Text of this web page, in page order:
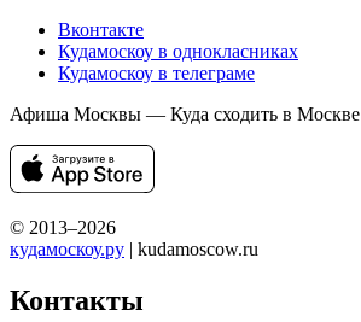
Вконтакте
Кудамоскоу в однокласниках
Кудамоскоу в телеграме
Афиша Москвы — Куда сходить в Москве
© 2013–2026
кудамоскоу.ру | kudamoscow.ru
Контакты